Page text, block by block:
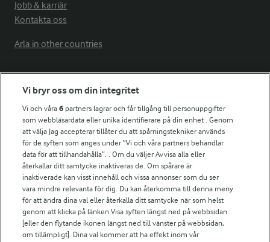
Jobb & karriär
Kontakta oss
Arla in other countries
Fler Arlasajter
För ägare
Arlas kundportal
Arla.com
Falbygdens Ost
Arla webbshop
Bildbank
Vi bryr oss om din integritet
Vi och våra6 partners lagrar och får tillgång till personuppgifter
som webbläsardata eller unika identifierare på din enhet . Genom
att välja Jag accepterar tillåter du att spårningstekniker används
för de syften som anges under ”Vi och våra partners behandlar
data för att tillhandahålla”. . Om du väljer Avvisa alla eller
återkallar ditt samtycke inaktiveras de. Om spårare är
inaktiverade kan visst innehåll och vissa annonser som du ser
vara mindre relevanta för dig. Du kan återkomma till denna meny
för att ändra dina val eller återkalla ditt samtycke när som helst
genom att klicka på länken Visa syften längst ned på webbsidan
[eller den flytande ikonen längst ned till vänster på webbsidan,
om tillämpligt]. Dina val kommer att ha effekt inom vår